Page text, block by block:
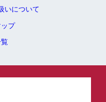
いについて
プ